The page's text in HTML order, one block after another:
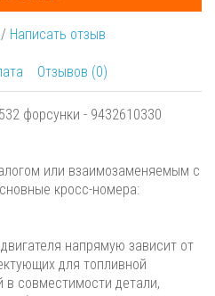
/ Написать отзыв
Отзывов (0)
форсунки - 9432610330
или взаимозаменяемым с
кросс-номера:
напрямую зависит от
для топливной
совместимости детали,